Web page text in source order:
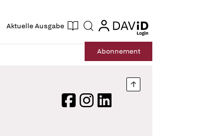
Aktuelle Ausgabe Suche login
login
Abonnement
Nach oben springen
FacebookInstagram
LinkedIn